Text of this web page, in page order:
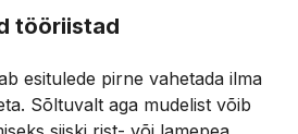
tööriistad
esitulede pirne vahetada ilma
Sõltuvalt aga mudelist võib